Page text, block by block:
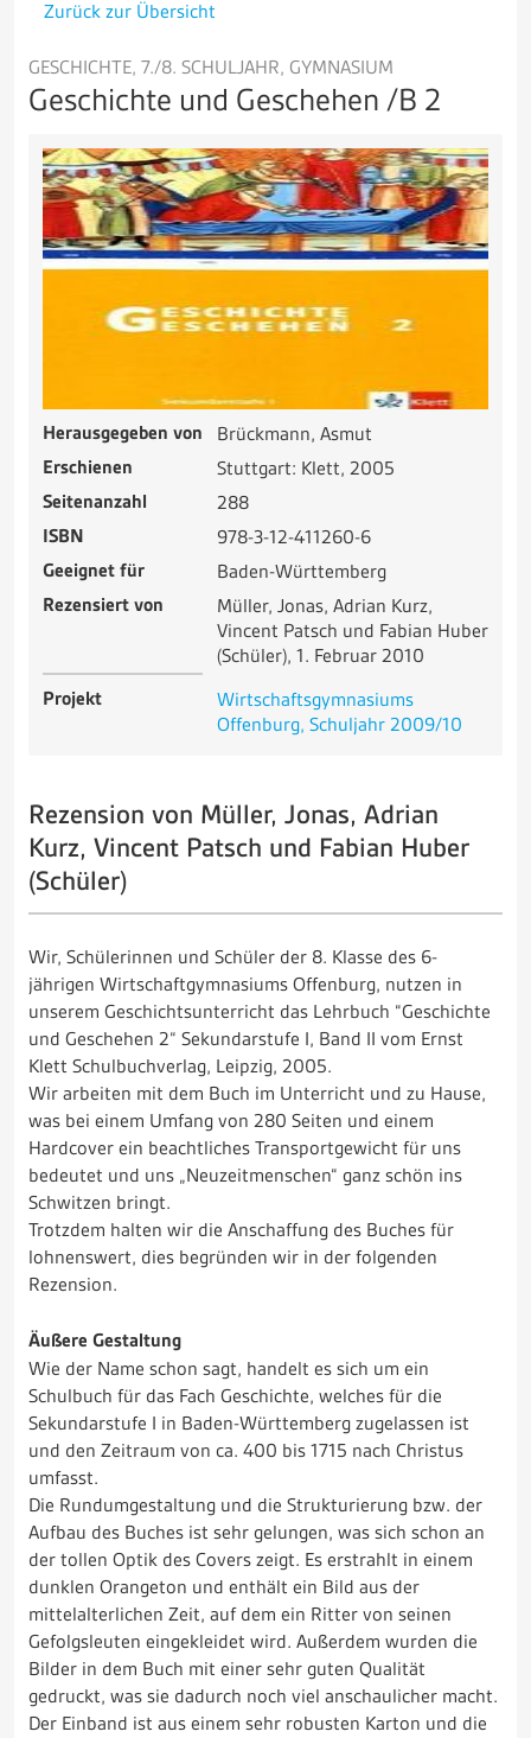
Zurück zur Übersicht
GESCHICHTE, 7./8. SCHULJAHR, GYMNASIUM
Geschichte und Geschehen /B 2
Herausgegeben von Brückmann, Asmut
Erschienen Stuttgart: Klett, 2005
Seitenanzahl 288
ISBN 978-3-12-411260-6
Geeignet für Baden-Württemberg
Rezensiert von
Müller, Jonas, Adrian Kurz,
Vincent Patsch und Fabian Huber
(Schüler), 1. Februar 2010
Projekt
Wirtschaftsgymnasiums
Offenburg, Schuljahr 2009/10
Rezension von Müller, Jonas, Adrian
Kurz, Vincent Patsch und Fabian Huber
(Schüler)
Wir, Schülerinnen und Schüler der 8. Klasse des 6-
jährigen Wirtschaftgymnasiums Offenburg, nutzen in
unserem Geschichtsunterricht das Lehrbuch “Geschichte
und Geschehen 2“ Sekundarstufe I, Band II vom Ernst
Klett Schulbuchverlag, Leipzig, 2005.
Wir arbeiten mit dem Buch im Unterricht und zu Hause,
was bei einem Umfang von 280 Seiten und einem
Hardcover ein beachtliches Transportgewicht für uns
bedeutet und uns „Neuzeitmenschen“ ganz schön ins
Schwitzen bringt.
Trotzdem halten wir die Anschaffung des Buches für
lohnenswert, dies begründen wir in der folgenden
Rezension.
Äußere Gestaltung
Wie der Name schon sagt, handelt es sich um ein
Schulbuch für das Fach Geschichte, welches für die
Sekundarstufe I in Baden-Württemberg zugelassen ist
und den Zeitraum von ca. 400 bis 1715 nach Christus
umfasst.
Die Rundumgestaltung und die Strukturierung bzw. der
Aufbau des Buches ist sehr gelungen, was sich schon an
der tollen Optik des Covers zeigt. Es erstrahlt in einem
dunklen Orangeton und enthält ein Bild aus der
mittelalterlichen Zeit, auf dem ein Ritter von seinen
Gefolgsleuten eingekleidet wird. Außerdem wurden die
Bilder in dem Buch mit einer sehr guten Qualität
gedruckt, was sie dadurch noch viel anschaulicher macht.
Der Einband ist aus einem sehr robusten Karton und die